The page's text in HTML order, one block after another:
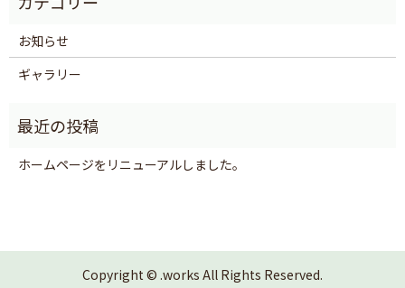
お知らせ
ギャラリー
ホームページをリニューアルしました。
Copyright © .works All Rights Reserved.